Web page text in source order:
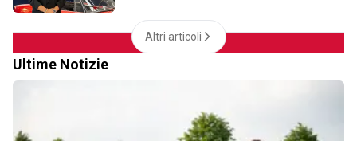
Altri articoli
Ultime Notizie